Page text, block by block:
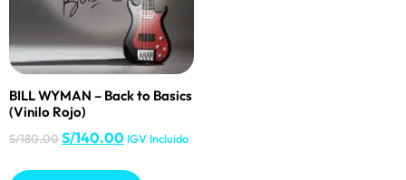
BILL WYMAN – Back to Basics
(Vinilo Rojo)
S/180.00S/140.00 IGV Incluido